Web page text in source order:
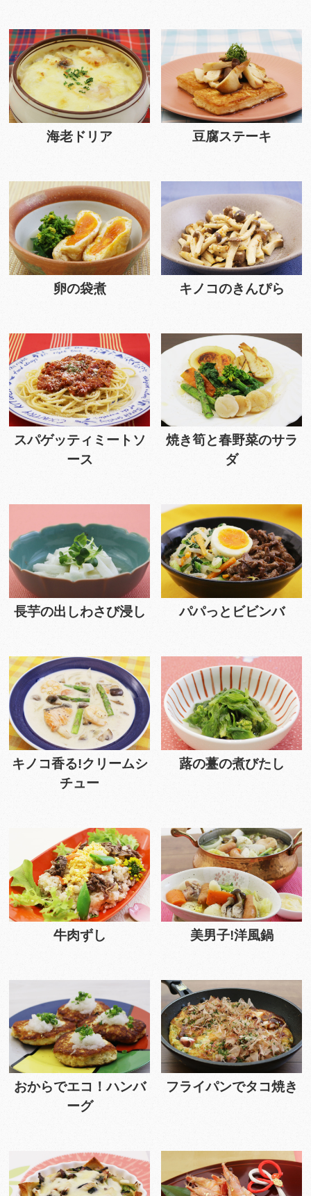
海老ドリア 豆腐ステーキ
卵の袋煮 キノコのきんぴら
スパゲッティミートソ
ース
焼き筍と春野菜のサラ
ダ
長芋の出しわさび浸し パパっとビビンバ
キノコ香る!クリームシ
チュー
蕗の薹の煮びたし
牛肉ずし 美男子!洋風鍋
おからでエコ！ハンバ
ーグ
フライパンでタコ焼き